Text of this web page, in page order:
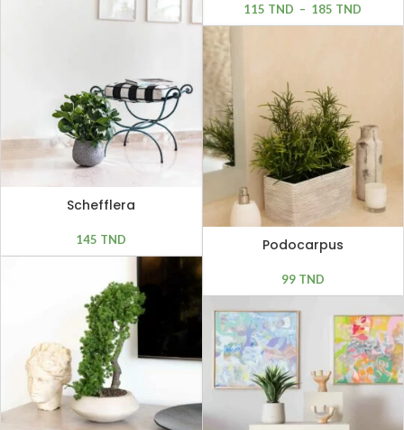
115 TND – 185 TND
Schefflera
145 TND Podocarpus
99 TND